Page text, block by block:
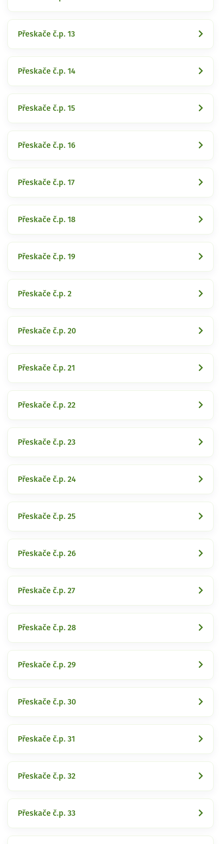
Přeskače č.p. 13
Přeskače č.p. 14
Přeskače č.p. 15
Přeskače č.p. 16
Přeskače č.p. 17
Přeskače č.p. 18
Přeskače č.p. 19
Přeskače č.p. 2
Přeskače č.p. 20
Přeskače č.p. 21
Přeskače č.p. 22
Přeskače č.p. 23
Přeskače č.p. 24
Přeskače č.p. 25
Přeskače č.p. 26
Přeskače č.p. 27
Přeskače č.p. 28
Přeskače č.p. 29
Přeskače č.p. 30
Přeskače č.p. 31
Přeskače č.p. 32
Přeskače č.p. 33